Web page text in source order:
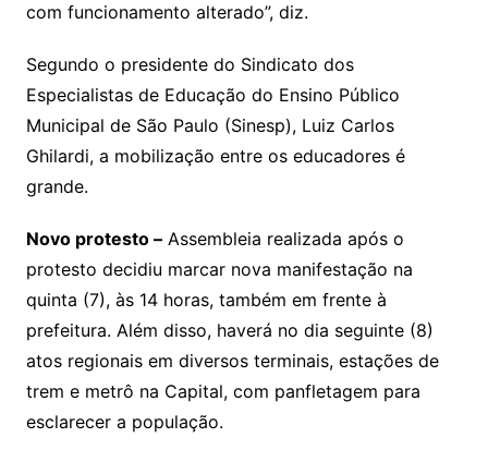
com funcionamento alterado”, diz.
Segundo o presidente do Sindicato dos
Especialistas de Educação do Ensino Público
Municipal de São Paulo (Sinesp), Luiz Carlos
Ghilardi, a mobilização entre os educadores é
grande.
Novo protesto –Assembleia realizada após o
protesto decidiu marcar nova manifestação na
quinta (7), às 14 horas, também em frente à
prefeitura. Além disso, haverá no dia seguinte (8)
atos regionais em diversos terminais, estações de
trem e metrô na Capital, com panfletagem para
esclarecer a população.